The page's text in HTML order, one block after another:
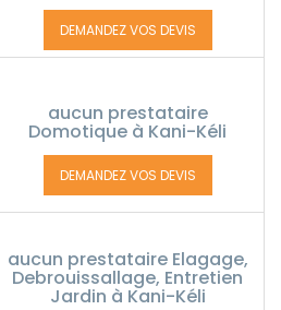
DEMANDEZ VOS DEVIS
aucun prestataire
Domotique à Kani-Kéli
DEMANDEZ VOS DEVIS
aucun prestataire Elagage,
Debrouissallage, Entretien
Jardin à Kani-Kéli